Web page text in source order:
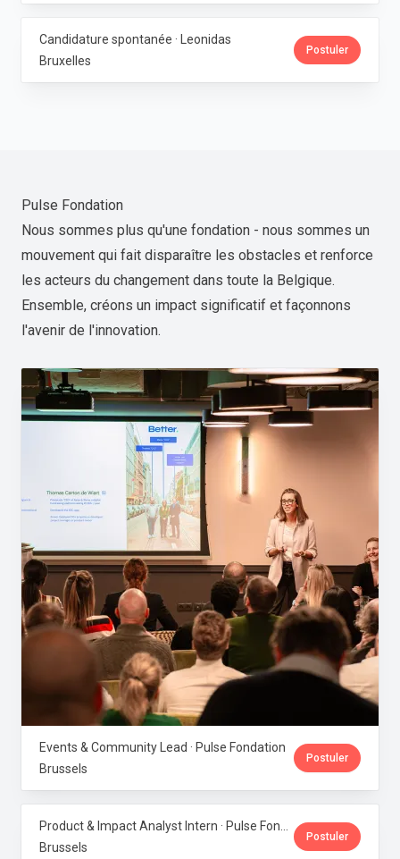
Candidature spontanée · Leonidas
Bruxelles
Postuler
Pulse Fondation
Nous sommes plus qu'une fondation - nous sommes un
mouvement qui fait disparaître les obstacles et renforce
les acteurs du changement dans toute la Belgique.
Ensemble, créons un impact significatif et façonnons
l'avenir de l'innovation.
Events & Community Lead · Pulse Fondation
Brussels
Postuler
Brussels
Postuler